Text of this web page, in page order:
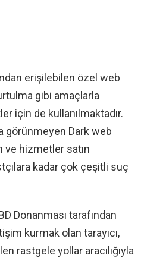
erişilebilen özel web
gibi amaçlarla
için de kullanılmaktadır.
görünmeyen Dark web
ve hizmetler satın
kadar çok çeşitli suç
Donanması tarafından
kurmak olan tarayıcı,
rastgele yollar aracılığıyla